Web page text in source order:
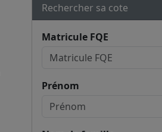
Rechercher sa cote
Matricule FQE
Prénom